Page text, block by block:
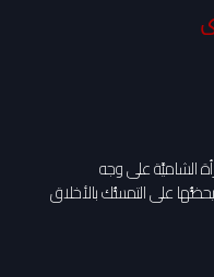
الشاميَّة على وجه
على التمسُّك بالأخلاق